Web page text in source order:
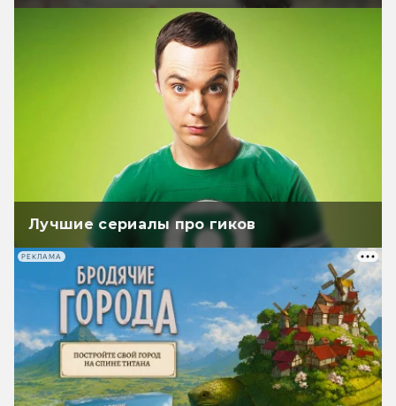
Лучшие сериалы про гиков
РЕКЛАМА